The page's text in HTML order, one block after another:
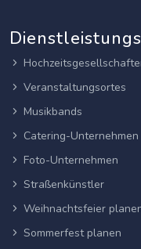
Veranstaltungsortes
Musikbands
Catering-Unternehmen
Foto-Unternehmen
Straßenkünstler
Weihnachtsfeier
Sommerfest planen